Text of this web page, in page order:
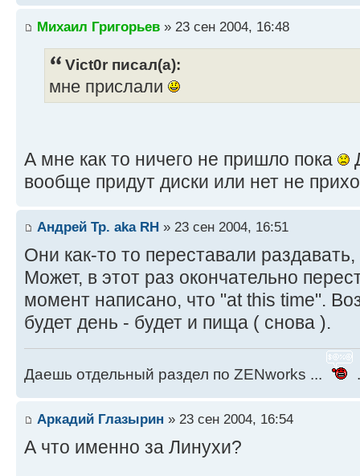
Михаил Григорьев » 23 сен 2004, 16:48
Vict0r писал(а):
мне прислали
А мне как то ничего не пришло пока
вообще придут диски или нет не
Андрей Тр. aka RH » 23 сен 2004, 16:51
Они как-то то переставали
Может, в этот раз окончательно
момент написано, что "at this time".
будет день - будет и пища ( снова ).
Даешь отдельный раздел по ZENworks ...
Аркадий Глазырин » 23 сен 2004, 16:54
А что именно за Линухи?